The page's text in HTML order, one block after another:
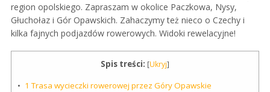
region opolskiego. Zapraszam w okolice Paczkowa, Nysy,
Głuchołaz i Gór Opawskich. Zahaczymy też nieco o Czechy i
kilka fajnych podjazdów rowerowych. Widoki rewelacyjne!
Spis treści: [Ukryj]
1 Trasa wycieczki rowerowej przez Góry Opawskie